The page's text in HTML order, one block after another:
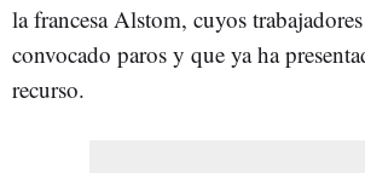
la francesa Alstom, cuyos
convocado paros y que ya ha
recurso.